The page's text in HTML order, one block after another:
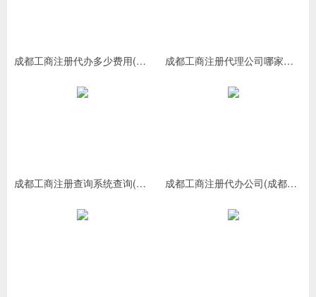
成都工商注册代办多少费用(成都工商注册代办哪家好) 成都工商注册代理公司哪家好(成都工商代理哪个公司做得好)
成都工商注册查询系统查询(成都工商营业执照查询系统) 成都工商注册代办公司(成都注册公司代办哪家好)